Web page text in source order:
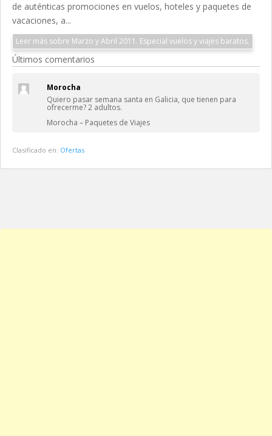
de auténticas promociones en vuelos, hoteles y paquetes de
vacaciones, a...
Leer más sobre Marzo y Abril 2011. Especial vuelos y viajes baratos.
Últimos comentarios
Morocha
Quiero pasar semana santa en Galicia, que tienen para
ofrecerme? 2 adultos.
Morocha – Paquetes de Viajes
Clasificado en: Ofertas